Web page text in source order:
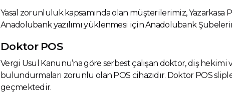
Yasal zorunluluk kapsamında olan müşterilerimiz, Yazarkasa
Anadolubank yazılımı yüklenmesi için Anadolubank
Doktor POS
Vergi Usul Kanunu’na göre serbest çalışan doktor, diş
bulundurmaları zorunlu olan POS cihazıdır. Doktor POS
geçmektedir.